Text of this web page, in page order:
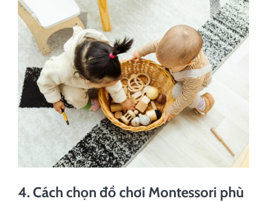
4. Cách chọn đồ chơi Montessori phù